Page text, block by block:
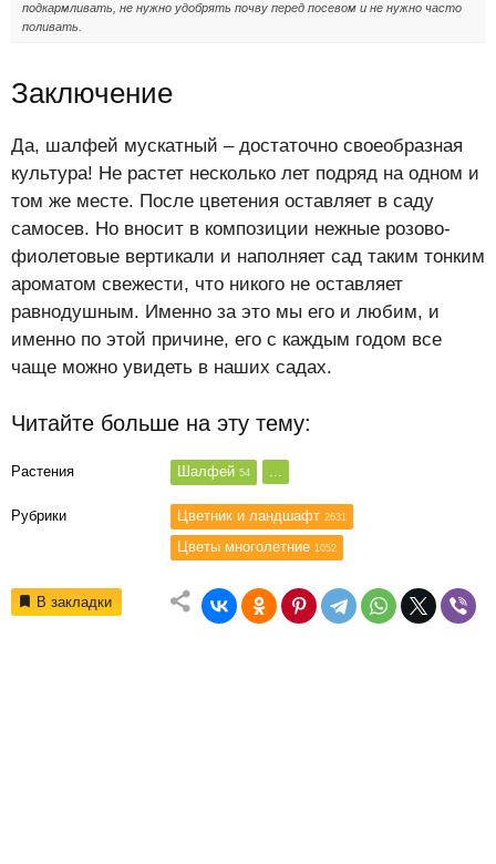
подкармливать, не нужно удобрять почву перед посевом и не нужно часто
поливать.
Заключение
Да, шалфей мускатный – достаточно своеобразная
культура! Не растет несколько лет подряд на одном и
том же месте. После цветения оставляет в саду
самосев. Но вносит в композиции нежные розово-
фиолетовые вертикали и наполняет сад таким тонким
ароматом свежести, что никого не оставляет
равнодушным. Именно за это мы его и любим, и
именно по этой причине, его с каждым годом все
чаще можно увидеть в наших садах.
Читайте больше на эту тему:
Растения Шалфей 54 ...
Рубрики Цветник и ландшафт 2631
Цветы многолетние 1052
В закладки